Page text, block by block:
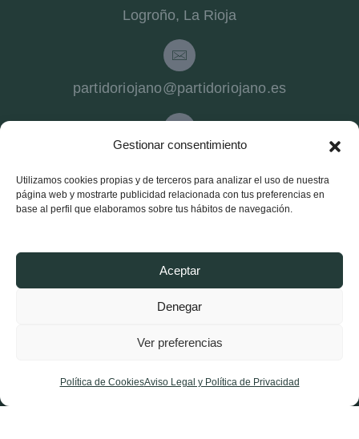
Gestionar consentimiento
Utilizamos cookies propias y de terceros para analizar el uso de nuestra
página web y mostrarte publicidad relacionada con tus preferencias en
base al perfil que elaboramos sobre tus hábitos de navegación.
Aceptar
Denegar
Ver preferencias
Política de CookiesAviso Legal y Política de Privacidad
Logroño, La Rioja
partidoriojano@partidoriojano.es
Partido Riojano
Estructura
Afíliate
Contacta